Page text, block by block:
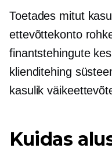
Toetades mitut
ettevõttekonto
finantstehingute
klienditehing
kasulik
Kuidas